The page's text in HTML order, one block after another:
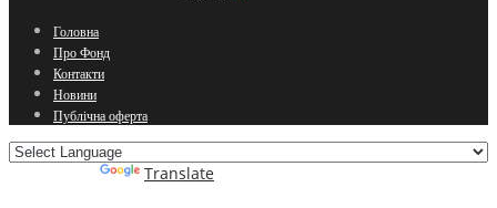
Головна
Про Фонд
Контакти
Новини
Публічна оферта
Translate